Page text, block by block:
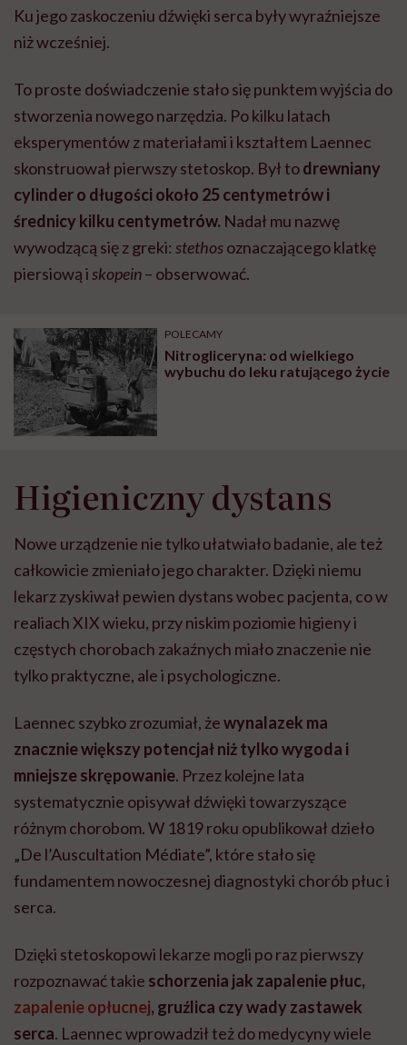
Ku jego zaskoczeniu dźwięki serca były wyraźniejsze
niż wcześniej.
To proste doświadczenie stało się punktem wyjścia do
stworzenia nowego narzędzia. Po kilku latach
eksperymentów z materiałami i kształtem Laennec
skonstruował pierwszy stetoskop. Był todrewniany
cylinder o długości około 25 centymetrów i
średnicy kilku centymetrów. Nadał mu nazwę
wywodzącą się z greki: stethosoznaczającego klatkę
piersiową iskopein– obserwować.
POLECAMY
Nitrogliceryna: od wielkiego
wybuchu do leku ratującego życie
Higieniczny dystans
Nowe urządzenie nie tylko ułatwiało badanie, ale też
całkowicie zmieniało jego charakter. Dzięki niemu
lekarz zyskiwał pewien dystans wobec pacjenta, co w
realiach XIX wieku, przy niskim poziomie higieny i
częstych chorobach zakaźnych miało znaczenie nie
tylko praktyczne, ale i psychologiczne.
Laennec szybko zrozumiał, żewynalazek ma
znacznie większy potencjał niż tylko wygoda i
mniejsze skrępowanie. Przez kolejne lata
systematycznie opisywał dźwięki towarzyszące
różnym chorobom. W 1819 roku opublikował dzieło
„De l’Auscultation Médiate”, które stało się
fundamentem nowoczesnej diagnostyki chorób płuc i
serca.
Dzięki stetoskopowi lekarze mogli po raz pierwszy
rozpoznawać takie schorzenia jak zapalenie płuc,
zapalenie opłucnej, gruźlica czy wady zastawek
serca. Laennec wprowadził też do medycyny wiele